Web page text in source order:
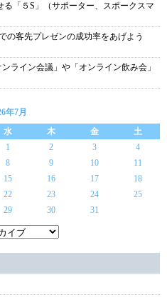
「５S」（サポーター、スポークスマ
の客先プレゼンの成功率をあげよう
ライン会議」や「オンライン飲み会」
年7月
水 木 金
土
1
2 3
4
8 9 10
11
15 16 17
18
22 23 24
25
29 30 31